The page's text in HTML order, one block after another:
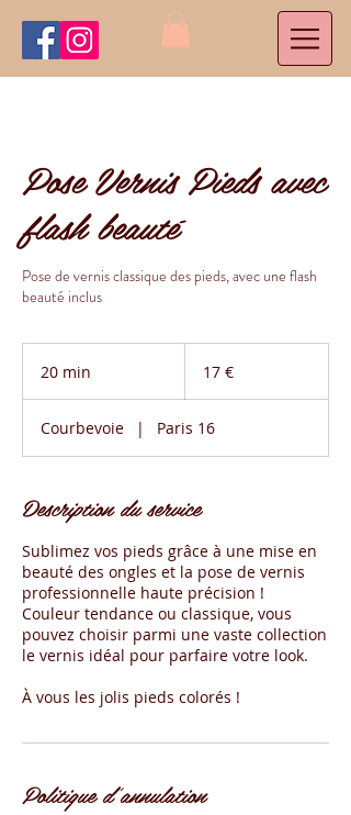
Pose Vernis Pieds avec
flash beauté
Pose de vernis classique des pieds, avec une flash
beauté inclus
20 min
i
n
17 €
Courbevoie | Paris 16
Description du service
Sublimez vos pieds grâce à une mise en
beauté des ongles et la pose de vernis
professionnelle haute précision !
Couleur tendance ou classique, vous
pouvez choisir parmi une vaste collection
le vernis idéal pour parfaire votre look.
Politique d'annulation